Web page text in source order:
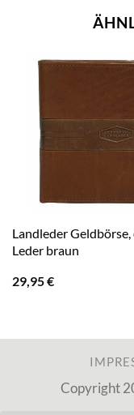
Landleder Geldbörse,
Leder braun
29,95€
Copyright